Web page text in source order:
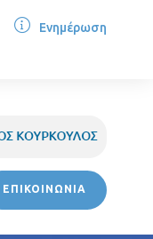
Ενημέρωση
ΕΠΙΚΟΙΝΩΝΙΑ